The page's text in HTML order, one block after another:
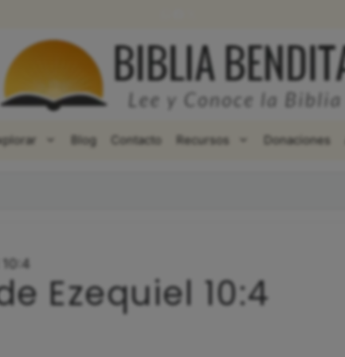
Blog Contacto Recursos Donaciones
Ezequiel 10:4